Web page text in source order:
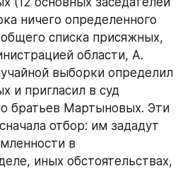
ничего определенного
списка присяжных,
области, А.
выборки определил
и пригласил в суд
братьев Мартыновых. Эти
отбор: им зададут
в
иных обстоятельствах,